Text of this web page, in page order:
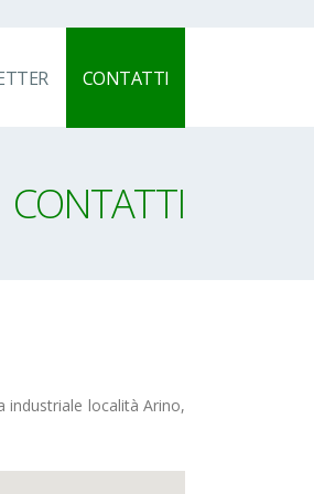
CONTATTI
CONTATTI
industriale località Arino,